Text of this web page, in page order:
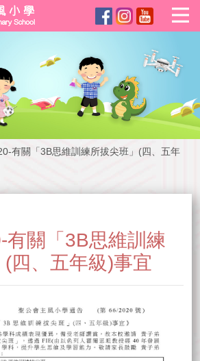
有關「3B思維訓練所拔尖班」(四、五年
有關「3B思維訓練
(四、五年級)事宜